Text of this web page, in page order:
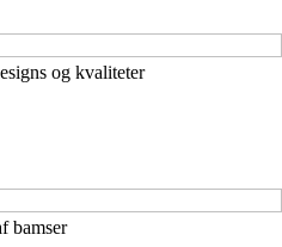
og kvaliteter
bamser